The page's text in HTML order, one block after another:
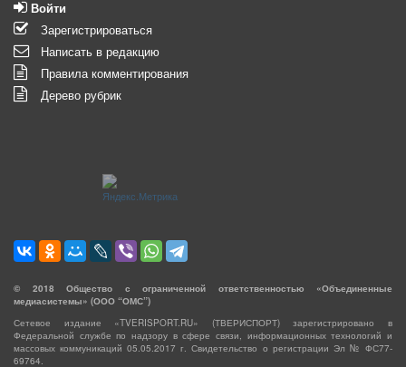
Войти
Зарегистрироваться
Написать в редакцию
Правила комментирования
Дерево рубрик
© 2018 Общество с ограниченной ответственностью «Объединенные
медиасистемы» (ООО “ОМС”)
Сетевое издание «TVERISPORT.RU» (ТВЕРИСПОРТ) зарегистрировано в
Федеральной службе по надзору в сфере связи, информационных технологий и
массовых коммуникаций 05.05.2017 г. Свидетельство о регистрации Эл № ФС77-
69764.